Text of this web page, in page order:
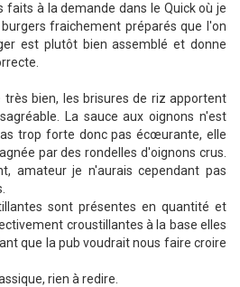
faits à la demande dans le Quick où je
fraichement préparés que l'on
est plutôt bien assemblé et donne
très bien, les brisures de riz apportent
La sauce aux oignons n'est
trop forte donc pas écœurante, elle
par des rondelles d'oignons crus.
amateur je n'aurais cependant pas
sont présentes en quantité et
croustillantes à la base elles
que la pub voudrait nous faire croire
rien à redire.